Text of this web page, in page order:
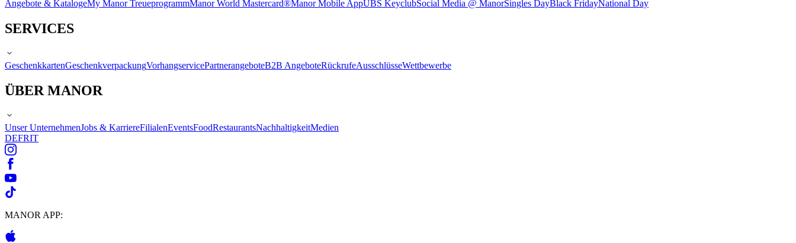
Angebote & KatalogeMy Manor TreueprogrammManor World Mastercard®Manor Mobile AppUBS KeyclubSocial Media @ ManorSingles DayBlack FridayNational Day
SERVICES
GeschenkkartenGeschenkverpackungVorhangservicePartnerangeboteB2B AngeboteRückrufeAusschlüsseWettbewerbe
ÜBER MANOR
Unser UnternehmenJobs & KarriereFilialenEventsFoodRestaurantsNachhaltigkeitMedien
DEFRIT
MANOR APP: